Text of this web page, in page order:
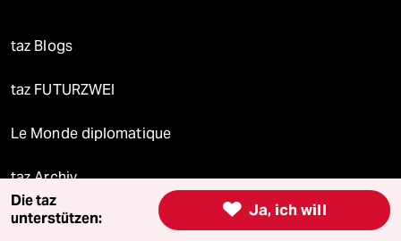
taz Blogs
taz FUTURZWEI
Le Monde diplomatique
taz Archiv
 Ja, ich will
Die taz
unterstützen: